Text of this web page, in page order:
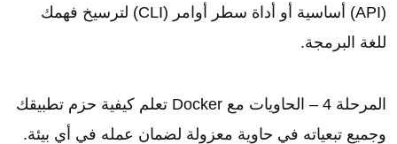
(API) أساسية أو أداة سطر أوامر (CLI) لترسيخ فهمك
للغة البرمجة.
المرحلة 4 – الحاويات مع Docker تعلم كيفية حزم تطبيقك
وجميع تبعياته في حاوية معزولة لضمان عمله في أي بيئة.